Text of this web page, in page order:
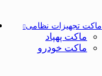
ماکت تجهیزات نظامی
ماکت پهپاد
ماکت خودرو